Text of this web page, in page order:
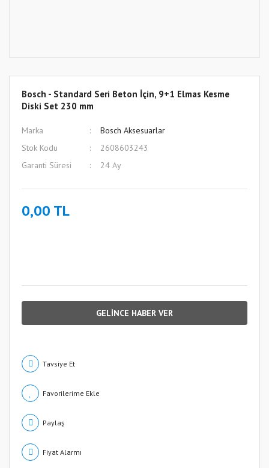
Bosch - Standard Seri Beton İçin, 9+1 Elmas Kesme
Diski Set 230 mm
Marka
Bosch Aksesuarlar
Stok Kodu
2608603243
Garanti Süresi
24 Ay
0,00 TL
GELİNCE HABER VER
Tavsiye Et
Paylaş
Fiyat Alarmı